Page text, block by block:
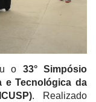
o 33° Simpósio
e Tecnológica da
. Realizado